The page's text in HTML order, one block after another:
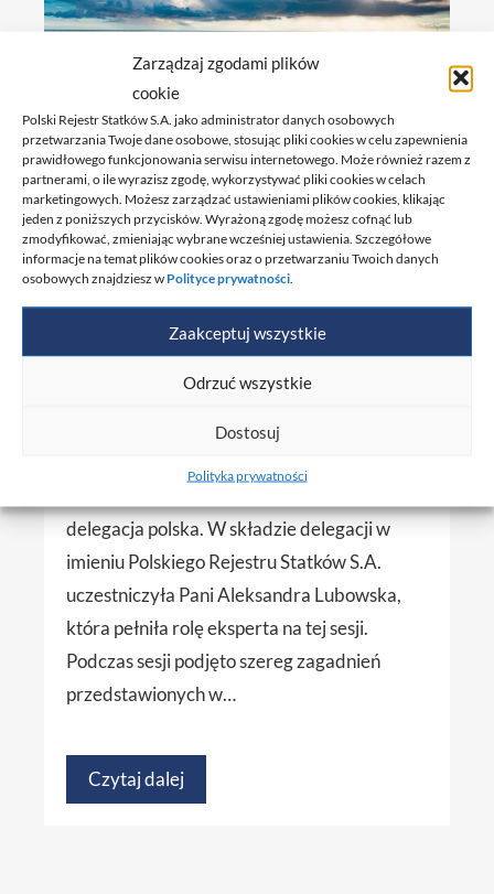
Zarządzaj zgodami plików
cookie
Polski Rejestr Statków S.A. jako administrator danych osobowych
przetwarzania Twoje dane osobowe, stosując pliki cookies w celu zapewnienia
prawidłowego funkcjonowania serwisu internetowego. Może również razem z
partnerami, o ile wyrazisz zgodę, wykorzystywać pliki cookies w celach
marketingowych. Możesz zarządzać ustawieniami plików cookies, klikając
jeden z poniższych przycisków. Wyrażoną zgodę możesz cofnąć lub
zmodyfikować, zmieniając wybrane wcześniej ustawienia. Szczegółowe
informacje na temat plików cookies oraz o przetwarzaniu Twoich danych
osobowych znajdziesz w Polityce prywatności
Zaakceptuj wszystkie
Odrzuć wszystkie
Dostosuj
Polityka prywatności
Najważniejsze
postanowienia 111
sesji Komitetu
Prawnego Międzynarodowej
Organizacji Morskiej
W dniach 22-26 kwietnia 2024 r. odbyła się
111. sesja Komitetu Prawnego
delegacja polska. W składzie delegacji w
imieniu Polskiego Rejestru Statków S.A.
uczestniczyła Pani Aleksandra Lubowska,
która pełniła rolę eksperta na tej sesji.
Podczas sesji podjęto szereg zagadnień
przedstawionych w…
Czytaj dalej